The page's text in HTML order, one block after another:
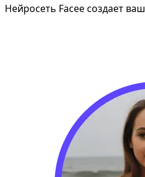
Нейросеть Facee создает